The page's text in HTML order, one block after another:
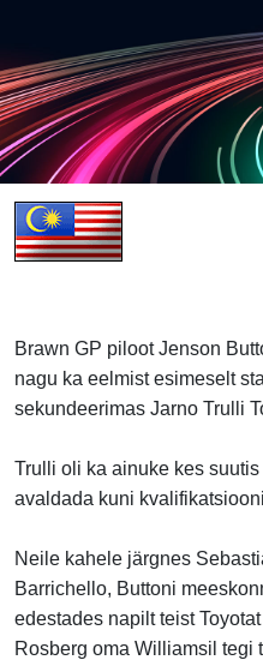
Brawn GP piloot Jenson
nagu ka eelmist esimeselt
sekundeerimas Jarno Trulli
Trulli oli ka ainuke kes
avaldada kuni
Neile kahele järgnes
Barrichello, Buttoni
edestades napilt teist
Rosberg oma Williamsil tegi